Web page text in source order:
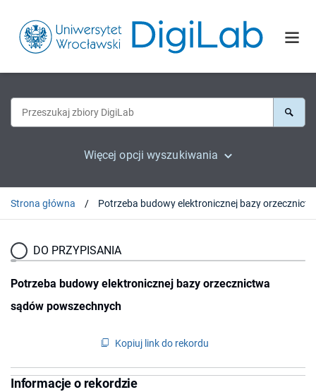
Więcej opcji wyszukiwania
Strona główna
DO PRZYPISANIA
Potrzeba budowy elektronicznej bazy orzecznictwa
sądów powszechnych
Kopiuj link do rekordu
Informacje o rekordzie